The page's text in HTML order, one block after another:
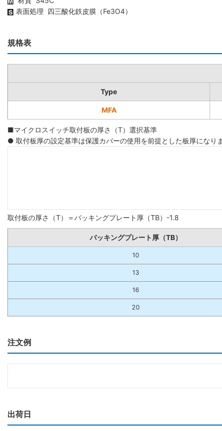
表面処理 四三酸化鉄皮膜（Fe3O4）
規格表
Type
MFA
■マイクロスイッチ取付板の厚さ（T）選択基準
● 取付板厚の設定基準は保護カバーの使用を前提とした板厚になり
取付板の厚さ（T）＝バッキングプレート厚（TB）-1.8
バッキングプレート厚（TB）
10
13
16
20
注文例
出荷日